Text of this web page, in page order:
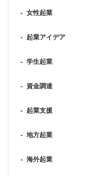
- 女性起業
- 起業アイデア
- 学生起業
- 資金調達
- 起業支援
- 地方起業
- 海外起業